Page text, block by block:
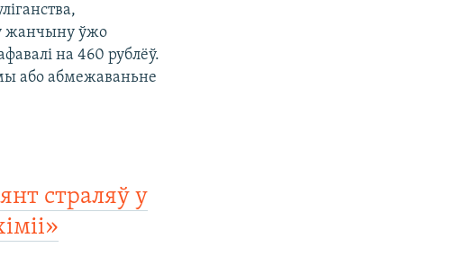
жанчыну ўжо
на 460 рублёў.
або абмежаваньне
страляў у